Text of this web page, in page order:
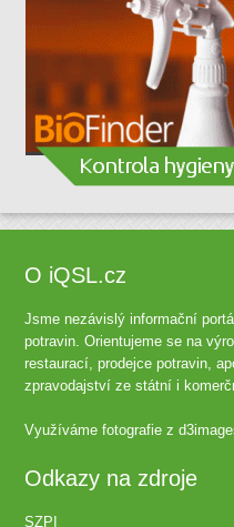
O iQSL.cz
Jsme nezávislý informační
potravin. Orientujeme se na
restaurací, prodejce potravin,
zpravodajství ze státní i
Využíváme fotografie z
Odkazy na zdroje
SZPI